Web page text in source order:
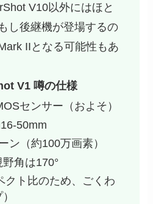
V10以外にはほと
し後継機が登場するの
IIとなる可能性もあ
V1 噂の仕様
センサー（およそ）
50mm
ン（約100万画素）
角は170°
クト比のため、ごくわ